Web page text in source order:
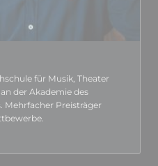
für Musik, Theater
der Akademie des
Preis­träger